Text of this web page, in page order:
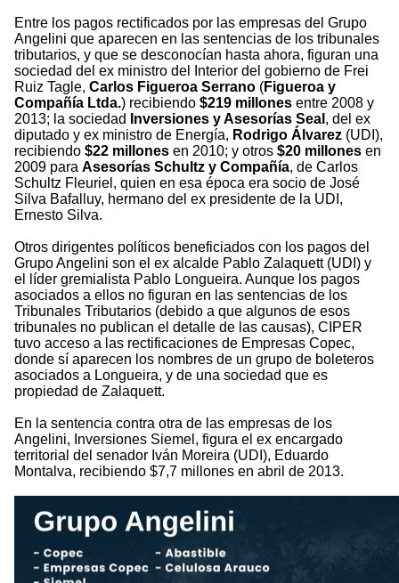
Entre los pagos rectificados por las empresas del Grupo
Angelini que aparecen en las sentencias de los tribunales
tributarios, y que se desconocían hasta ahora, figuran una
sociedad del ex ministro del Interior del gobierno de Frei
Ruiz Tagle, Carlos Figueroa Serrano (Figueroa y
Compañía Ltda.) recibiendo $219 millones entre 2008 y
2013; la sociedad
Inversiones y Asesorías Seal , del ex
diputado y ex ministro de Energía, Rodrigo Álvarez (UDI),
recibiendo $22 millones en 2010; y otros $20 millones en
2009 para Asesorías Schultz y Compañía, de Carlos
Schultz Fleuriel, quien en esa época era socio de José
Silva Bafalluy, hermano del ex presidente de la UDI,
Ernesto Silva.
Otros dirigentes políticos beneficiados con los pagos del
Grupo Angelini son el ex alcalde Pablo Zalaquett (UDI) y
el líder gremialista Pablo Longueira. Aunque los pagos
asociados a ellos no figuran en las sentencias de los
Tribunales Tributarios (debido a que algunos de esos
tribunales no publican el detalle de las causas), CIPER
tuvo acceso a las rectificaciones de Empresas Copec,
donde sí aparecen los nombres de un grupo de boleteros
asociados a Longueira, y de una sociedad que es
propiedad de Zalaquett.
En la sentencia contra otra de las empresas de los
Angelini, Inversiones Siemel, figura el ex encargado
territorial del senador Iván Moreira (UDI), Eduardo
Montalva, recibiendo $7,7 millones en abril de 2013.